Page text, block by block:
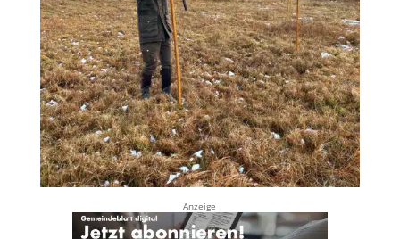
Anzeige